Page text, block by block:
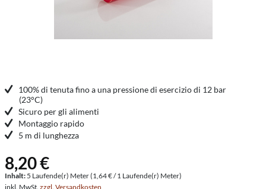
100% di tenuta fino a una pressione di esercizio di 12 bar
(23°C)
Sicuro per gli alimenti
Montaggio rapido
5 m di lunghezza
8,20 €
Inhalt: 5 Laufende(r) Meter (1,64 € / 1 Laufende(r) Meter)
inkl. MwSt. zzgl. Versandkosten